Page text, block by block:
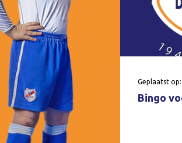
Geplaatst
Bingo